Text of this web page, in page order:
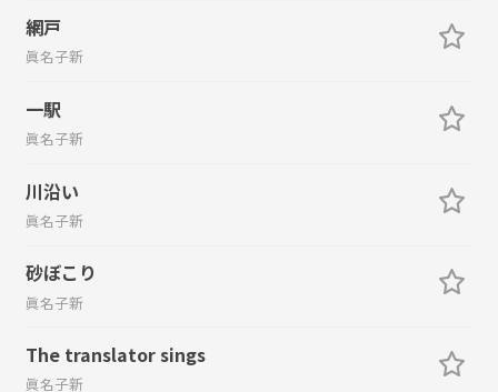
網戸
眞名子新
一駅
眞名子新
川沿い
眞名子新
砂ぼこり
眞名子新
The translator sings
眞名子新